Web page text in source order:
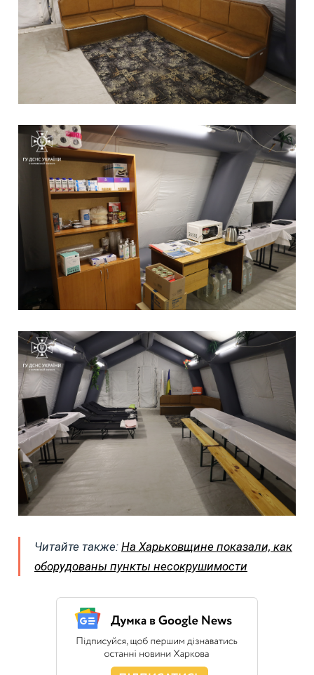
Читайте также: На Харьковщине показали, как
оборудованы пункты несокрушимости